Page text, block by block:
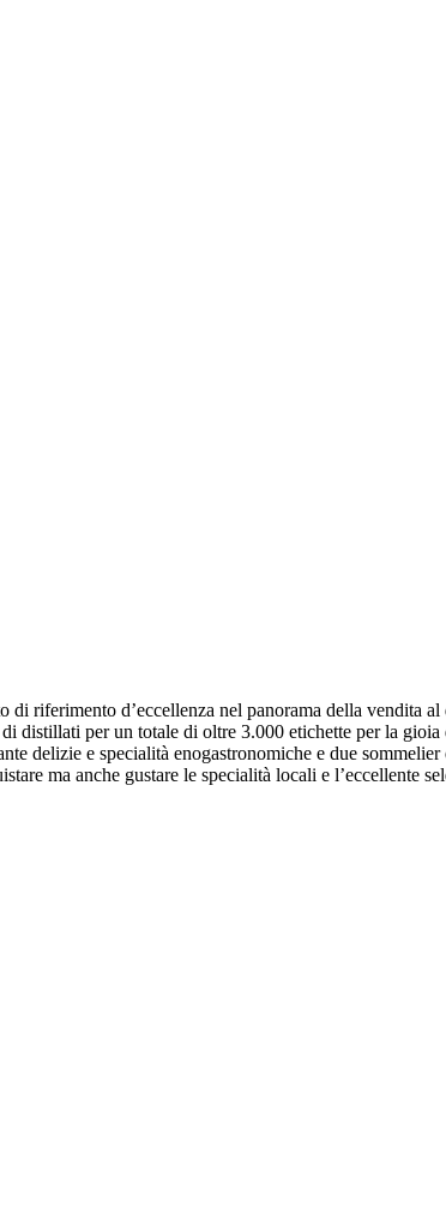
riferimento d’eccellenza nel panorama della vendita
distillati per un totale di oltre 3.000 etichette per la
delizie e specialità enogastronomiche e due
ma anche gustare le specialità locali e l’eccellente